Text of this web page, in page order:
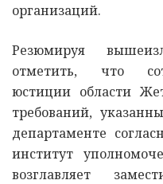
организаций.
Резюмируя
отметить, что
юстиции области
требований,
департаменте
институт
возглавляет